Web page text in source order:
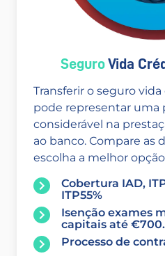
SeguroVida
Transferir o seguro
pode representar uma
considerável na
ao banco. Compare as
escolha a melhor opção
Cobertura IAD,
ITP55%
Isenção exames
capitais até
Processo de